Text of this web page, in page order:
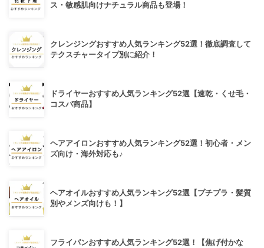
ス・敏感肌向けナチュラル商品も登場！
クレンジングおすすめ人気ランキング52選！徹底調査して
テクスチャータイプ別に紹介！
ドライヤーおすすめ人気ランキング52選【速乾・くせ毛・
コスパ商品】
ヘアアイロンおすすめ人気ランキング52選！初心者・メン
ズ向け・海外対応も♪
ヘアオイルおすすめ人気ランキング52選【プチプラ・髪質
別やメンズ向けも！】
フライパンおすすめ人気ランキング52選！【焦げ付かな